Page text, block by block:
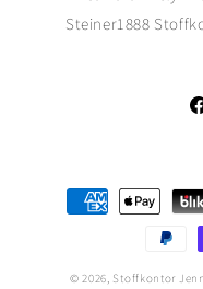
Steiner1888
Zahlungsmethoden
© 2026, Stoffkontor